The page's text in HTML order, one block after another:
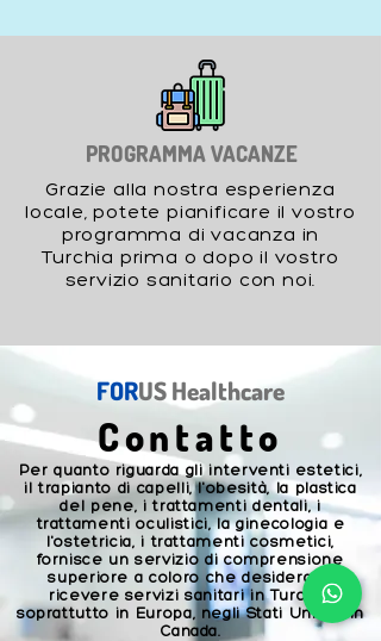
PROGRAMMA VACANZE
Grazie alla nostra esperienza
locale, potete pianificare il vostro
programma di vacanza in
Turchia prima o dopo il vostro
servizio sanitario con noi.
FORUS Healthcare
Contatto
Per quanto riguarda gli interventi estetici,
il trapianto di capelli, l'obesità, la plastica
del pene, i trattamenti dentali, i
trattamenti oculistici, la ginecologia e
l'ostetricia, i trattamenti cosmetici,
fornisce un servizio di comprensione
superiore a coloro che desiderano
ricevere servizi sanitari in Turchia,
soprattutto in Europa, negli Stati Uniti e in
Canada.